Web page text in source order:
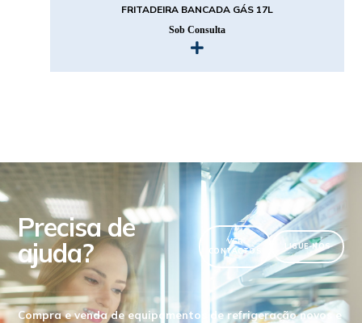
FRITADEIRA BANCADA GÁS 17L
Sob Consulta
Precisa de
ajuda?
VER
CONTACTOS
LIGUE-NOS
Compra e venda de equipamentos de refrigeração novos e